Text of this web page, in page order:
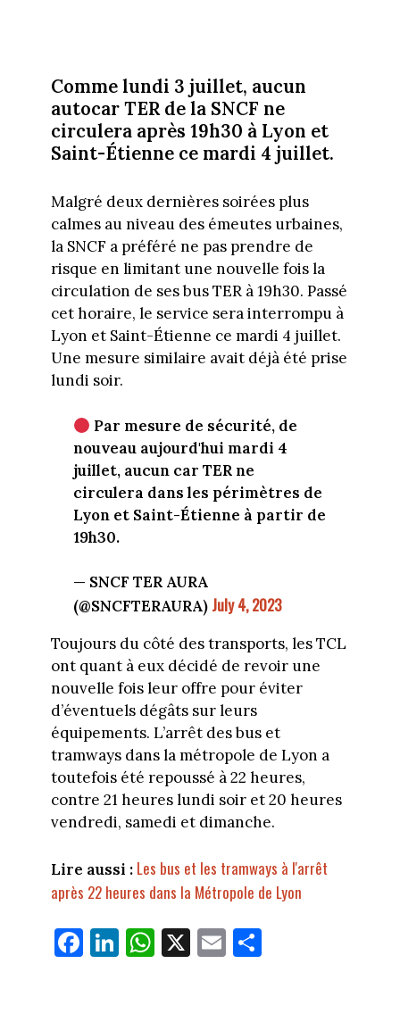
Comme lundi 3 juillet, aucun
autocar TER de la SNCF ne
circulera après 19h30 à Lyon et
Saint-Étienne ce mardi 4 juillet.
Malgré deux dernières soirées plus
calmes au niveau des émeutes urbaines,
la SNCF a préféré ne pas prendre de
risque en limitant une nouvelle fois la
circulation de ses bus TER à 19h30. Passé
cet horaire, le service sera interrompu à
Lyon et Saint-Étienne ce mardi 4 juillet.
Une mesure similaire avait déjà été prise
lundi soir.
Par mesure de sécurité, de
nouveau aujourd'hui mardi 4
juillet, aucun car TER ne
circulera dans les périmètres de
Lyon et Saint-Étienne à partir de
19h30.
— SNCF TER AURA
(@SNCFTERAURA) July 4, 2023
Toujours du côté des transports, les TCL
ont quant à eux décidé de revoir une
nouvelle fois leur offre pour éviter
d’éventuels dégâts sur leurs
équipements. L’arrêt des bus et
tramways dans la métropole de Lyon a
toutefois été repoussé à 22 heures,
contre 21 heures lundi soir et 20 heures
vendredi, samedi et dimanche.
Lire aussi : Les bus et les tramways à l'arrêt
après 22 heures dans la Métropole de Lyon
Fa
ce
Li
nk
W
ha
X E
m
Pa